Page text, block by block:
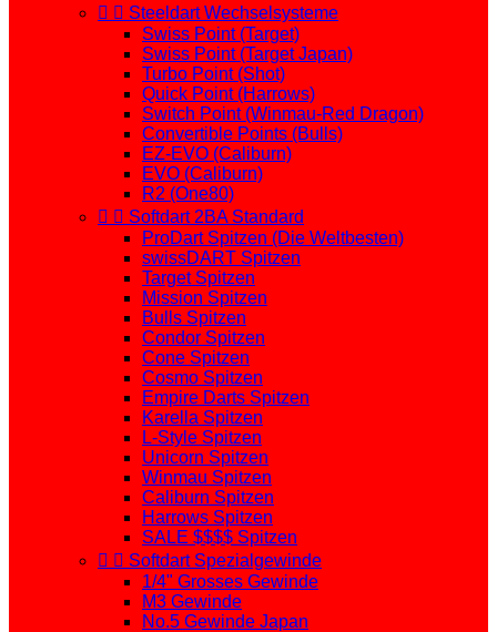
  Steeldart Wechselsysteme
Swiss Point (Target)
Swiss Point (Target Japan)
Turbo Point (Shot)
Quick Point (Harrows)
Switch Point (Winmau-Red Dragon)
Convertible Points (Bulls)
EZ-EVO (Caliburn)
EVO (Caliburn)
R2 (One80)
  Softdart 2BA Standard
ProDart Spitzen (Die Weltbesten)
swissDART Spitzen
Target Spitzen
Mission Spitzen
Bulls Spitzen
Condor Spitzen
Cone Spitzen
Cosmo Spitzen
Empire Darts Spitzen
Karella Spitzen
L-Style Spitzen
Unicorn Spitzen
Winmau Spitzen
Caliburn Spitzen
Harrows Spitzen
SALE $$$$ Spitzen
  Softdart Spezialgewinde
1/4" Grosses Gewinde
M3 Gewinde
No.5 Gewinde Japan